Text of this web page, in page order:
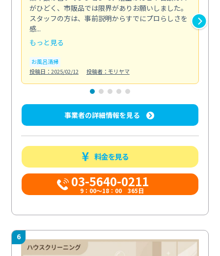
がひどく、市販品では限界がありお願いしました。
スタッフの方は、事前説明からすでにプロらしさを
感...
もっと見る
お風呂清掃
投稿日：2025/02/12
投稿者：モリヤマ
事業者の詳細情報を見る
料金を見る
03-5640-0211
9：00～18：00 365日
6